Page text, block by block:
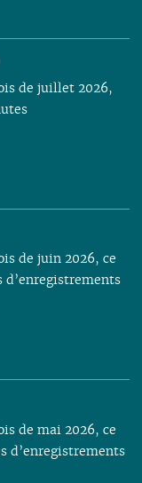
de juillet 2026,
de juin 2026, ce
d’enregistrements
de mai 2026, ce
d’enregistrements